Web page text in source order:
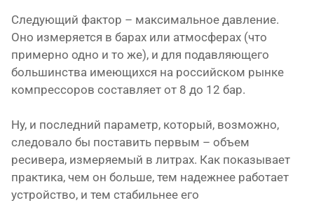
Следующий фактор – максимальное давление.
Оно измеряется в барах или атмосферах (что
примерно одно и то же), и для подавляющего
большинства имеющихся на российском рынке
компрессоров составляет от 8 до 12 бар.
Ну, и последний параметр, который, возможно,
следовало бы поставить первым – объем
ресивера, измеряемый в литрах. Как показывает
практика, чем он больше, тем надежнее работает
устройство, и тем стабильнее его